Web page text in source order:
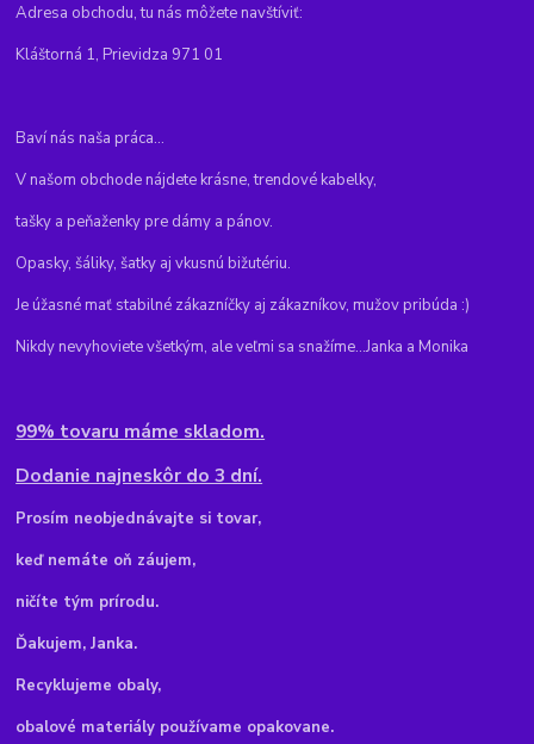
Adresa obchodu, tu nás môžete navštíviť:
Kláštorná 1, Prievidza 971 01
Baví nás naša práca...
V našom obchode nájdete krásne, trendové kabelky,
tašky a peňaženky pre dámy a pánov.
Opasky, šáliky, šatky aj vkusnú bižutériu.
Je úžasné mať stabilné zákazníčky aj zákazníkov, mužov pribúda :)
Nikdy nevyhoviete všetkým, ale veľmi sa snažíme...Janka a Monika
99% tovaru máme skladom.
Dodanie najneskôr do 3 dní.
Prosím neobjednávajte si tovar,
keď nemáte oň záujem,
ničíte tým prírodu.
Ďakujem, Janka.
Recyklujeme obaly,
obalové materiály používame opakovane.